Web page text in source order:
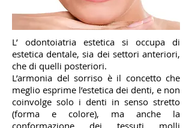
L’ odontoiatria estetica si occupa di
estetica dentale, sia dei settori anteriori,
che di quelli posteriori.
L’armonia del sorriso è il concetto che
meglio esprime l’estetica dei denti, e non
coinvolge solo i denti in senso stretto
(forma e colore), ma anche la
conformazione dei tessuti molli